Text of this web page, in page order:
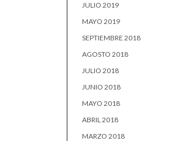
JULIO 2019
MAYO 2019
SEPTIEMBRE 2018
AGOSTO 2018
JULIO 2018
JUNIO 2018
MAYO 2018
ABRIL 2018
MARZO 2018